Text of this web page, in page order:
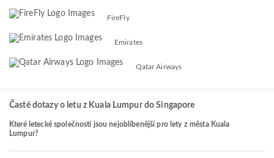
FireFly
Emirates
Qatar Airways
Časté dotazy o letu z Kuala Lumpur do Singapore
Které letecké společnosti jsou nejoblíbenější pro lety z města Kuala
Lumpur?